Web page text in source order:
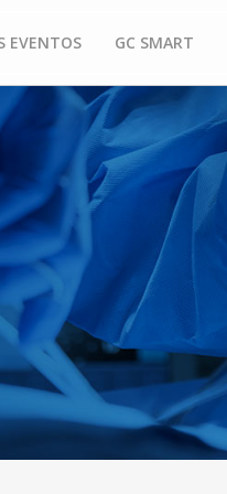
EVENTOS GC SMART